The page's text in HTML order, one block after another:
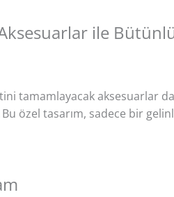
ile
tamamlayacak aksesuarlar
özel tasarım, sadece bir